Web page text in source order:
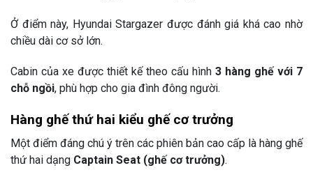
Ở điểm này, Hyundai Stargazer được đánh giá khá cao nhờ
chiều dài cơ sở lớn.
Cabin của xe được thiết kế theo cấu hình 3 hàng ghế với 7
chỗ ngồi, phù hợp cho gia đình đông người.
Hàng ghế thứ hai kiểu ghế cơ trưởng
Một điểm đáng chú ý trên các phiên bản cao cấp là hàng ghế
thứ hai dạng Captain Seat (ghế cơ trưởng).